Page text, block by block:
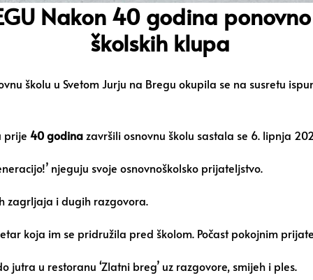
Nakon 40 godina
školskih klupa
školu u Svetom Jurju na Bregu okupila se na susretu
prije 40 godina završili osnovnu školu sastala se 6. lipnja
njeguju svoje osnovnoškolsko prijateljstvo.
zagrljaja i dugih razgovora.
koja im se pridružila pred školom. Počast pokojnim
jutra u restoranu ‘Zlatni breg’ uz razgovore, smijeh i ples.